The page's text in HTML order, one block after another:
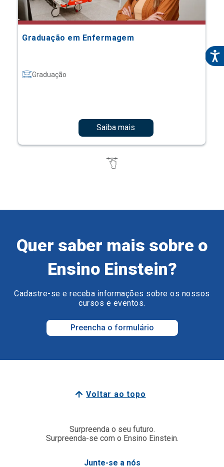
Graduação em Enfermagem
Graduação
Saiba mais
Quer saber mais sobre o
Ensino Einstein?
Cadastre-se e receba informações sobre os nossos
cursos e eventos.
Preencha o formulário
Voltar ao topo
Surpreenda o seu futuro.
Surpreenda-se com o Ensino Einstein.
Junte-se a nós